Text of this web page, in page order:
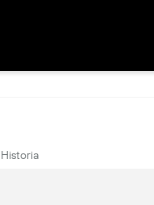
Historia